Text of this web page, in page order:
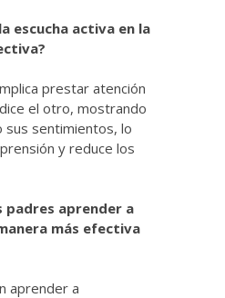
escucha activa en la
prestar atención
el otro, mostrando
sus sentimientos, lo
y reduce los
padres aprender a
más efectiva
aprender a